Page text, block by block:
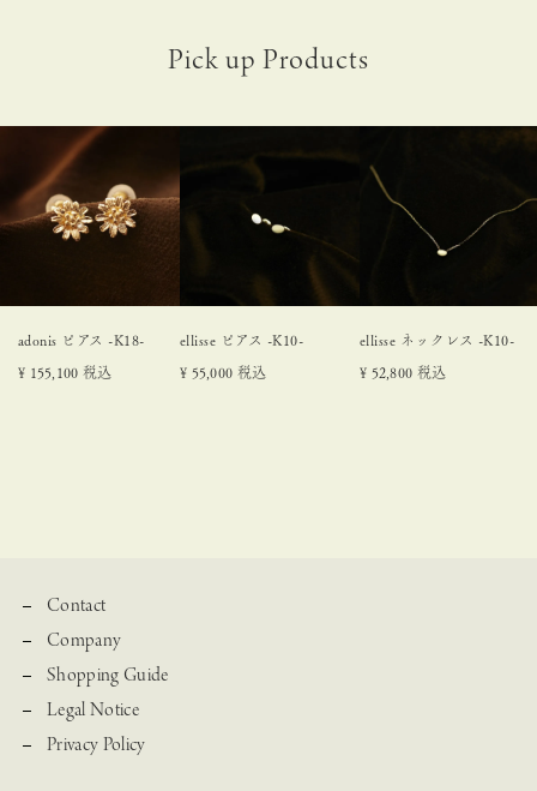
adonis ピアス -K18-
¥ 155,100 税込
ellisse ピアス -K10-
¥ 55,000 税込
ellisse ネックレス -K10-
¥ 52,800 税込
Contact
Company
Shopping Guide
Legal Notice
Privacy Policy